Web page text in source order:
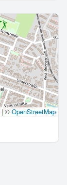
|© OpenStreetMap